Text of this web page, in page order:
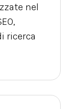
nel
ricerca